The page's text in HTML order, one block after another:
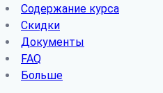
Содержание курса
Скидки
Документы
FAQ
Больше